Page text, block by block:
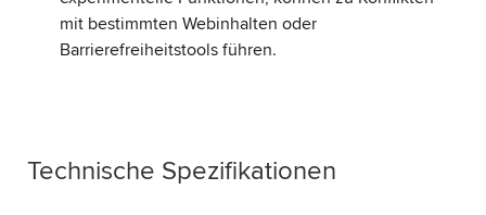
mit bestimmten Webinhalten oder
Barrierefreiheitstools führen.
Technische Spezifikationen